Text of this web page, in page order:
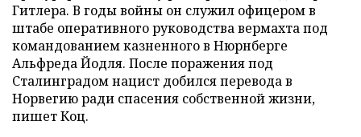
Гитлера. В годы войны он служил офицером в
штабе оперативного руководства вермахта под
командованием казненного в Нюрнберге
Альфреда Йодля. После поражения под
Сталинградом нацист добился перевода в
Норвегию ради спасения собственной жизни,
пишет Коц.